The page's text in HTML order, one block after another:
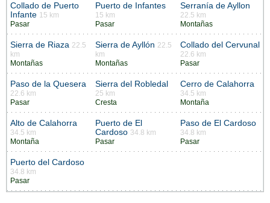
Collado de Puerto
Infante 15 km
Pasar
Puerto de Infantes
15 km
Pasar
Serranía de Ayllon
22.5 km
Montañas
Sierra de Riaza 22.5
km
Montañas
Sierra de Ayllón 22.5
km
Montañas
Collado del Cervunal
22.6 km
Pasar
Paso de la Quesera
22.6 km
Pasar
Sierra del Robledal
25 km
Cresta
Cerro de Calahorra
34.5 km
Montaña
Alto de Calahorra
34.5 km
Montaña
Puerto de El
Cardoso 34.8 km
Pasar
Paso de El Cardoso
34.8 km
Pasar
Puerto del Cardoso
34.8 km
Pasar